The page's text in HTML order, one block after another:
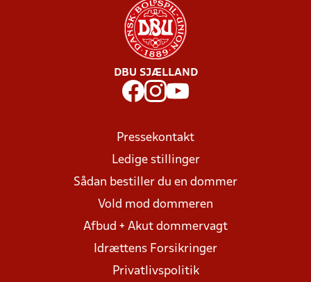
DBU SJÆLLAND
Pressekontakt
Ledige stillinger
Sådan bestiller du en dommer
Vold mod dommeren
Afbud + Akut dommervagt
Idrættens Forsikringer
Privatlivspolitik